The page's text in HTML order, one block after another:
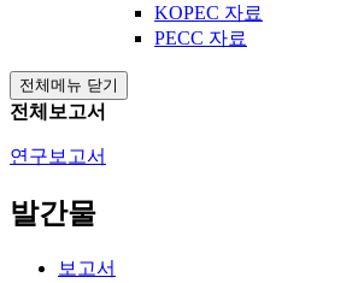
KOPEC 자료
PECC 자료
전체메뉴 닫기
전체보고서
연구보고서
발간물
보고서